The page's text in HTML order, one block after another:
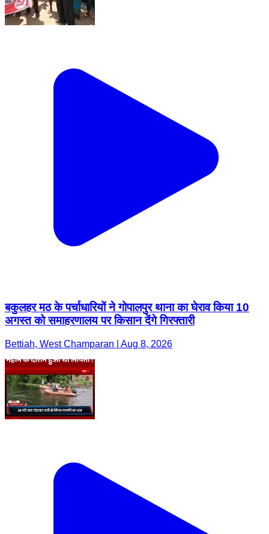
बकुलहर मठ के पर्चाधारियों ने गोपालपुर थाना का घेराव किया 10
अगस्त को समाहरणालय पर किसान देंगे गिरफ्तारी
Bettiah, West Champaran | Aug 8, 2026